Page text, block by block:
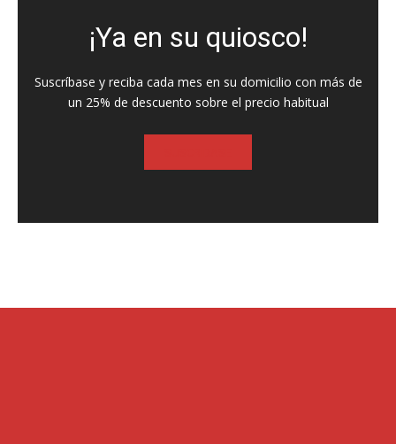
¡Ya en su quiosco!
Suscríbase y reciba cada mes en su domicilio con más de
un 25% de descuento sobre el precio habitual